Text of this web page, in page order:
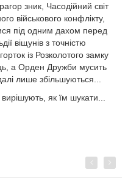
зник, Часодійний світ
військового конфлікту,
під одним дахом перед
віщунів з точністю
із Розколотого замку
а Орден Дружби мусить
лише збільшуються...
як їм шукати...
Previous
Next